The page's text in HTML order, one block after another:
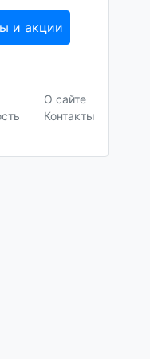
и акции
О сайте
Контакты